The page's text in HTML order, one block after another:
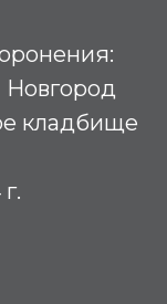
кладбище